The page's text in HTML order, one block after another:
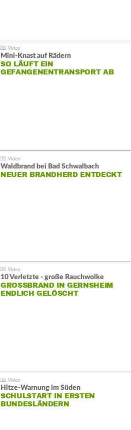
Mini-Knast auf Rädern
SO LÄUFT EIN
GEFANGENENTRANSPORT AB
Waldbrand bei Bad Schwalbach
NEUER BRANDHERD ENTDECKT
10 Verletzte - große Rauchwolke
GROSSBRAND IN GERNSHEIM E
NDLICH GELÖSCHT
Hitze-Warnung im Süden
SCHULSTART IN ERSTEN
BUNDESLÄNDERN